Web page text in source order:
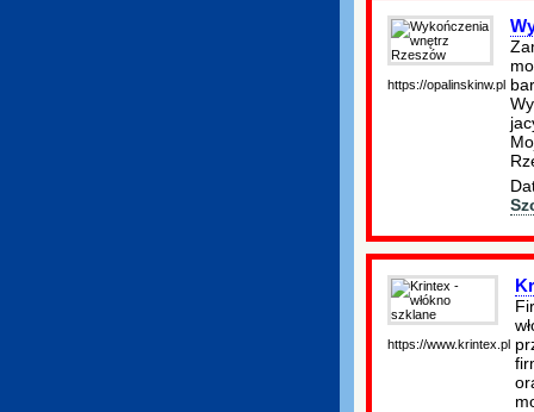
https://opalinskinw.pl
https://www.krintex.pl